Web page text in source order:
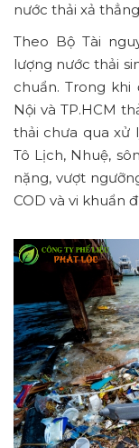
nước thải xả
Theo Bộ Tài
lượng nước thải
chuẩn. Trong
Nội và TP.HCM
thải chưa qua xử
Tô Lịch, Nhuệ,
nặng, vượt
COD và vi khuẩn